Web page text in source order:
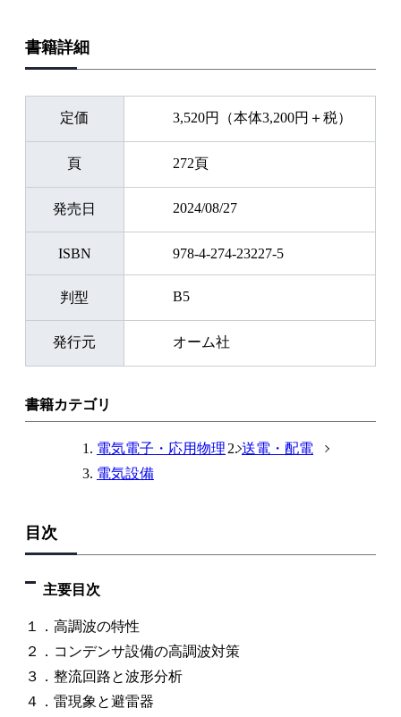
書籍詳細
定価 3,520円（本体3,200円＋税）
頁 272頁
発売日 2024/08/27
ISBN 978-4-274-23227-5
判型 B5
発行元 オーム社
書籍カテゴリ
電気電子・応用物理
送電・配電
電気設備
目次
主要目次
１．高調波の特性
２．コンデンサ設備の高調波対策
３．整流回路と波形分析
４．雷現象と避雷器